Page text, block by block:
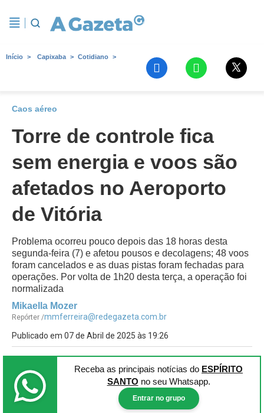
Início Capixaba Cotidiano
Caos aéreo
Torre de controle fica
sem energia e voos são
afetados no Aeroporto
de Vitória
Problema ocorreu pouco depois das 18 horas desta
segunda-feira (7) e afetou pousos e decolagens; 48 voos
foram cancelados e as duas pistas foram fechadas para
operações. Por volta de 1h20 desta terça, a operação foi
normalizada
Mikaella Mozer
Repórter /mmferreira@redegazeta.com.br
Publicado em 07 de Abril de 2025 às 19:26
Receba as principais notícias do ESPÍRITO
SANTO no seu Whatsapp.
Entrar no grupo